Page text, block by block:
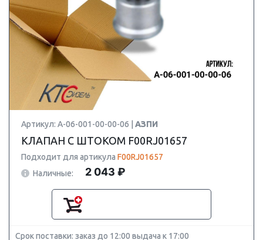
Артикул: А-06-001-00-00-06 | АЗПИ
КЛАПАН С ШТОКОМ F00RJ01657
Подходит для артикула F00RJ01657
Наличные:
2 043 ₽
Срок поставки: заказ до 12:00 выдача к 17:00